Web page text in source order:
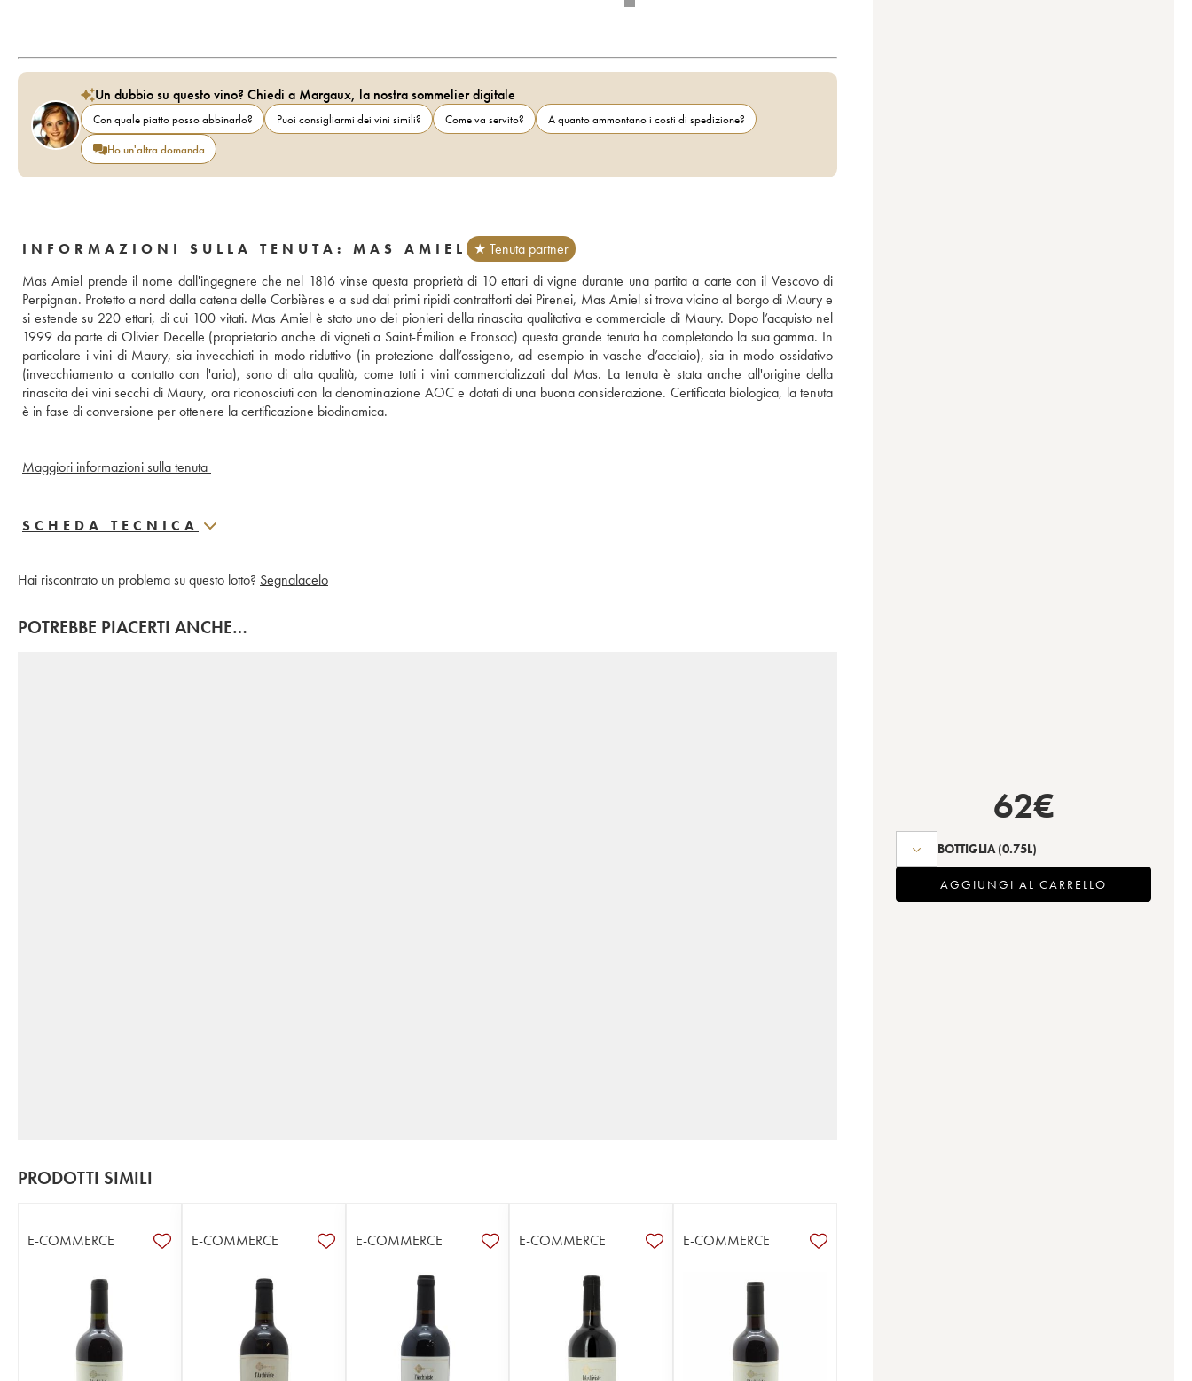
Un dubbio su questo vino? Chiedi a Margaux, la nostra sommelier digitale
Con quale piatto posso abbinarlo? Puoi consigliarmi dei vini simili? Come va servito?
A quanto ammontano i costi di spedizione?
Ho un'altra domanda
INFORMAZIONI SULLA TENUTA: MAS AMIEL
★ Tenuta partner
Mas Amiel prende il nome dall'ingegnere che nel 1816 vinse questa proprietà di 10 ettari di vigne durante una partita a carte con il Vescovo di
Perpignan. Protetto a nord dalla catena delle Corbières e a sud dai primi ripidi contrafforti dei Pirenei, Mas Amiel si trova vicino al borgo di Maury e
si estende su 220 ettari, di cui 100 vitati. Mas Amiel è stato uno dei pionieri della rinascita qualitativa e commerciale di Maury. Dopo l’acquisto nel
1999 da parte di Olivier Decelle (proprietario anche di vigneti a Saint-Émilion e Fronsac) questa grande tenuta ha completando la sua gamma. In
particolare i vini di Maury, sia invecchiati in modo riduttivo (in protezione dall’ossigeno, ad esempio in vasche d’acciaio), sia in modo ossidativo
(invecchiamento a contatto con l'aria), sono di alta qualità, come tutti i vini commercializzati dal Mas. La tenuta è stata anche all'origine della
rinascita dei vini secchi di Maury, ora riconosciuti con la denominazione AOC e dotati di una buona considerazione. Certificata biologica, la tenuta
è in fase di conversione per ottenere la certificazione biodinamica.
Maggiori informazioni sulla tenuta
SCHEDA TECNICA
Hai riscontrato un problema su questo lotto? Segnalacelo
POTREBBE PIACERTI ANCHE…
PRODOTTI SIMILI
E-COMMERCE E-COMMERCE E-COMMERCE E-COMMERCE E-COMMERCE
62€
BOTTIGLIA (0.75L)
AGGIUNGI AL CARRELLO